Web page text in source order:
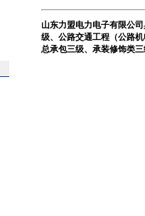
山东力盟电力电子有限公
级、公路交通工程（公路
总承包三级、承装修饰类